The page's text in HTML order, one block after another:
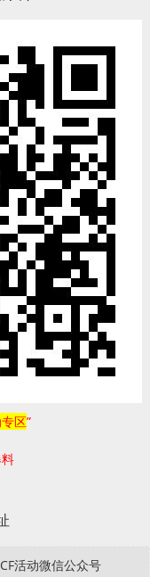
区”
CF活动微信公众号